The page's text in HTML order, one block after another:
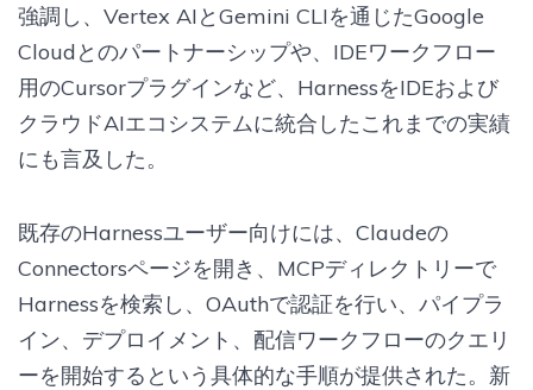
強調し、Vertex AIとGemini CLIを通じたGoogle
Cloudとのパートナーシップや、IDEワークフロー
用のCursorプラグインなど、HarnessをIDEおよび
クラウドAIエコシステムに統合したこれまでの実績
にも言及した。
既存のHarnessユーザー向けには、Claudeの
Connectorsページを開き、MCPディレクトリーで
Harnessを検索し、OAuthで認証を行い、パイプラ
イン、デプロイメント、配信ワークフローのクエリ
ーを開始するという具体的な手順が提供された。新